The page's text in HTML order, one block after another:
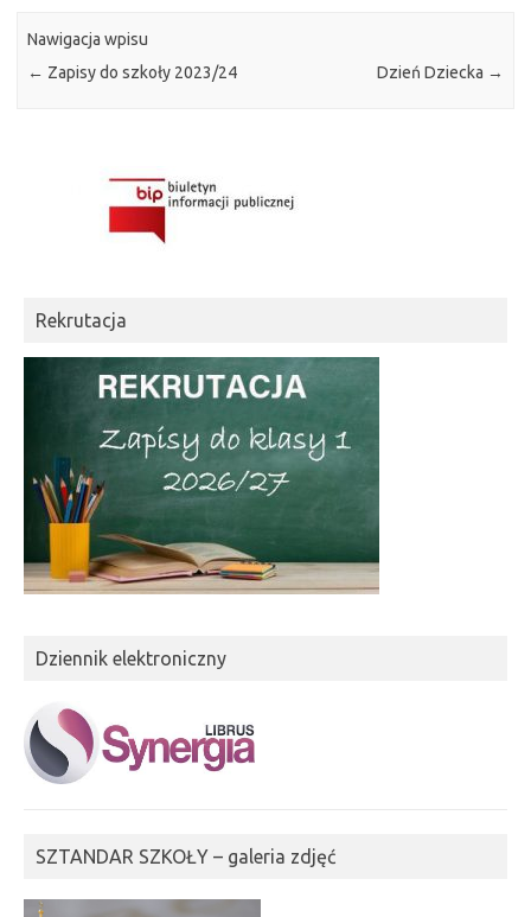
Nawigacja wpisu
← Zapisy do szkoły 2023/24 Dzień Dziecka →
Rekrutacja
Dziennik elektroniczny
SZTANDAR SZKOŁY – galeria zdjęć